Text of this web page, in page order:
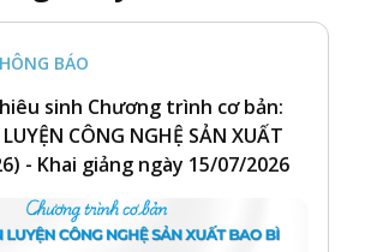
BÁO
sinh Chương trình cơ bản:
CÔNG NGHỆ SẢN XUẤT
- Khai giảng ngày 15/07/2026